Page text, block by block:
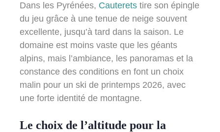
Dans les Pyrénées, Cauterets tire son épingle
du jeu grâce à une tenue de neige souvent
excellente, jusqu’à tard dans la saison. Le
domaine est moins vaste que les géants
alpins, mais l’ambiance, les panoramas et la
constance des conditions en font un choix
malin pour un ski de printemps 2026, avec
une forte identité de montagne.
Le choix de l’altitude pour la